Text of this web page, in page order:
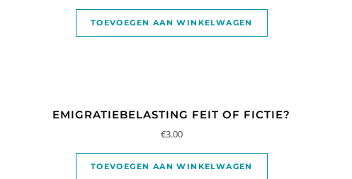
TOEVOEGEN AAN WINKELWAGEN
EMIGRATIEBELASTING FEIT OF FICTIE?
€3.00
TOEVOEGEN AAN WINKELWAGEN